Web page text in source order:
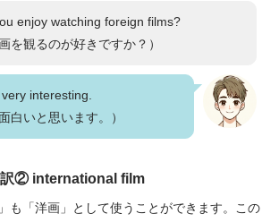
enjoy watching foreign films?
画を観るのが好きですか？）
interesting.
白いと思います。）
訳② international film
も「洋画」として使うことができます。この